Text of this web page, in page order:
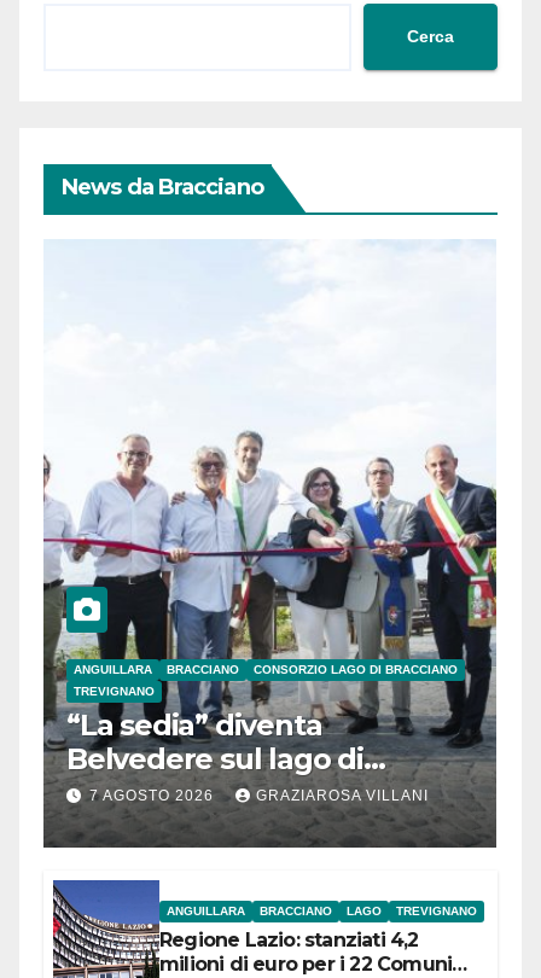
Cerca
News da Bracciano
ANGUILLARA BRACCIANO
CONSORZIO LAGO DI BRACCIANO
TREVIGNANO
“La sedia” diventa
Belvedere sul lago di
Bracciano: ieri
l’inaugurazione
7 AGOSTO 2026 GRAZIAROSA VILLANI
ANGUILLARA BRACCIANO LAGO TREVIGNANO
Regione Lazio: stanziati 4,2
milioni di euro per i 22 Comuni